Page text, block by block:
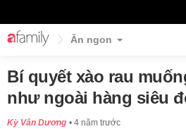
Ăn ngon
Bí quyết xào rau
như ngoài hàng siêu
Kỳ Vân Dương 4 năm trước